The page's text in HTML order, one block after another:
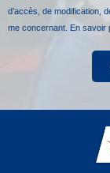
d’accès, de modification,
me concernant. En savoir